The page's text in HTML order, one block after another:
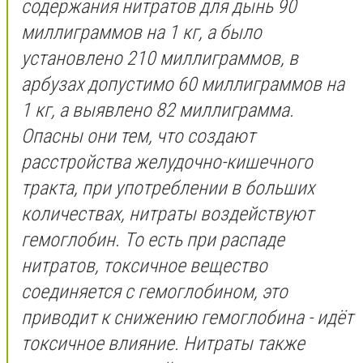
содержания нитратов для дынь 90
миллиграммов на 1 кг, а было
установлено 210 миллиграммов, в
арбузах допустимо 60 миллиграммов на
1 кг, а выявлено 82 миллиграмма.
Опасны они тем, что создают
расстройства желудочно-кишечного
тракта, при употреблении в больших
количествах, нитраты воздействуют
гемоглобин. То есть при распаде
нитратов, токсичное вещество
соединяется с гемоглобином, это
приводит к снижению гемоглобина - идёт
токсичное влияние. Нитраты также